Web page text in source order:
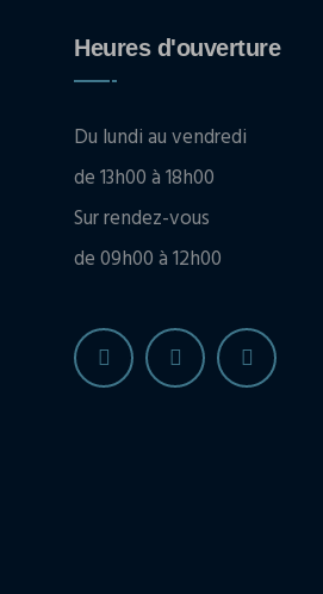
Heures d'ouverture
Du lundi au vendredi
de 13h00 à 18h00
Sur rendez-vous
de 09h00 à 12h00